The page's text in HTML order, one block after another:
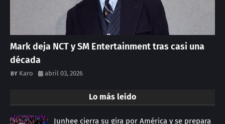
Mark deja NCT y SM Entertainment tras casi una
década
Karo abril 03, 2026
Lo más leído
Junhee cierra su gira por América y se prepara